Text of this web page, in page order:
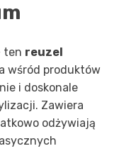
ten reuzel
wśród produktów
i doskonale
Zawiera
odżywiają